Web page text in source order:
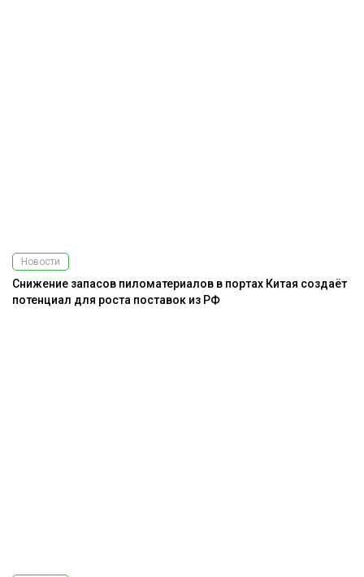
Новости
Снижение запасов пиломатериалов в портах Китая создаёт
потенциал для роста поставок из РФ